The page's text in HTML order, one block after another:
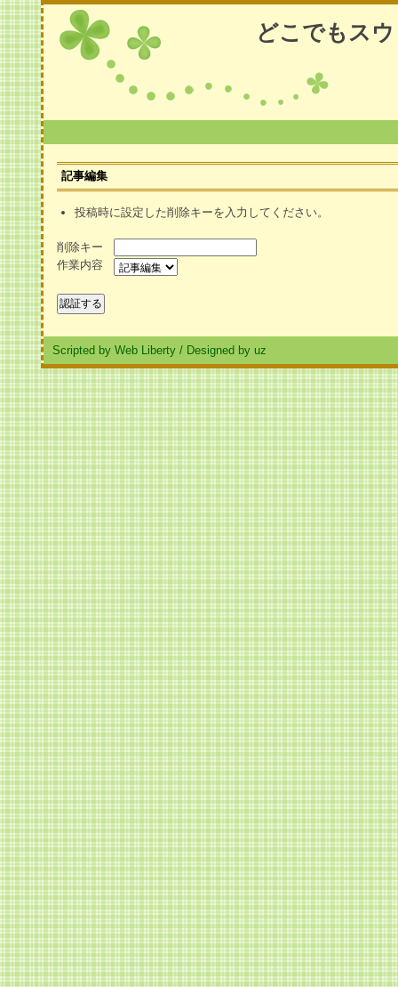
どこでもス
記事編集
投稿時に設定した削除キーを入力してください。
削除キー
作業内容
Scripted by Web Liberty / Designed by uz